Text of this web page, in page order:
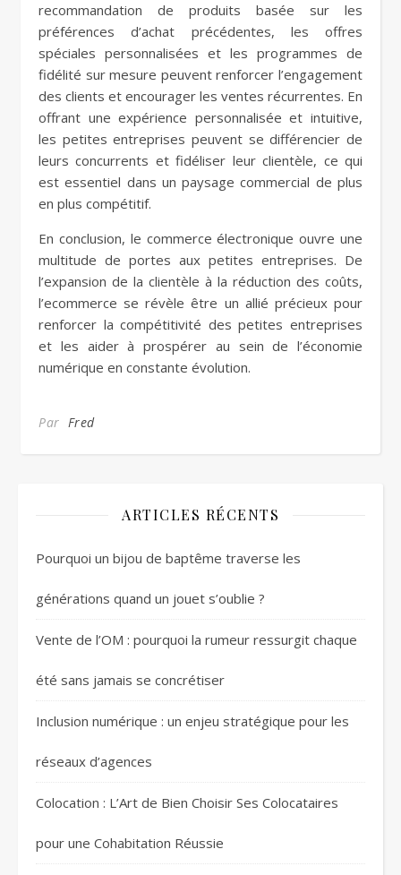
recommandation de produits basée sur les
préférences d’achat précédentes, les offres
spéciales personnalisées et les programmes de
fidélité sur mesure peuvent renforcer l’engagement
des clients et encourager les ventes récurrentes. En
offrant une expérience personnalisée et intuitive,
les petites entreprises peuvent se différencier de
leurs concurrents et fidéliser leur clientèle, ce qui
est essentiel dans un paysage commercial de plus
en plus compétitif.
En conclusion, le commerce électronique ouvre une
multitude de portes aux petites entreprises. De
l’expansion de la clientèle à la réduction des coûts,
l’ecommerce se révèle être un allié précieux pour
renforcer la compétitivité des petites entreprises
et les aider à prospérer au sein de l’économie
numérique en constante évolution.
Par Fred
ARTICLES RÉCENTS
Pourquoi un bijou de baptême traverse les
générations quand un jouet s’oublie ?
Vente de l’OM : pourquoi la rumeur ressurgit chaque
été sans jamais se concrétiser
Inclusion numérique : un enjeu stratégique pour les
réseaux d’agences
Colocation : L’Art de Bien Choisir Ses Colocataires
pour une Cohabitation Réussie